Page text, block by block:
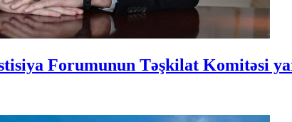
Forumunun Təşkilat Komitəsi